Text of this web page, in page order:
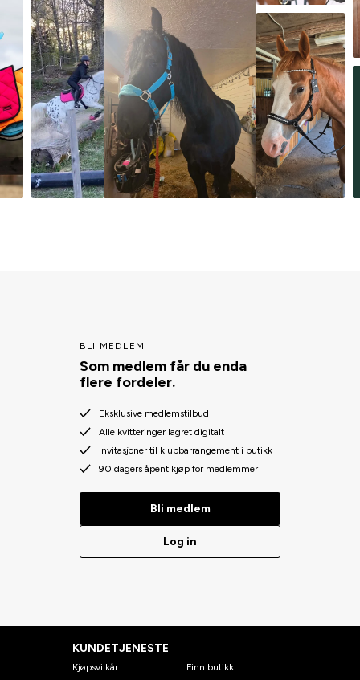
BLI MEDLEM
Som medlem får du enda
flere fordeler.
Eksklusive medlemstilbud
Alle kvitteringer lagret digitalt
Invitasjoner til klubbarrangement i butikk
90 dagers åpent kjøp for medlemmer
Bli medlem
Log in
KUNDETJENESTE
Kjøpsvilkår
Finn butikk